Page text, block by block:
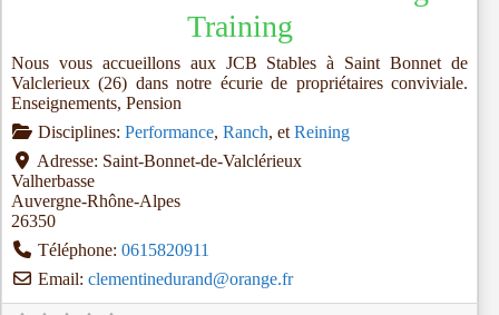
Training
Nous vous accueillons aux JCB Stables à Saint Bonnet de
Valclerieux (26) dans notre écurie de propriétaires conviviale.
Enseignements, Pension
Disciplines: Performance, Ranch, et Reining
Adresse: Saint-Bonnet-de-Valclérieux
Valherbasse
Auvergne-Rhône-Alpes
26350
Téléphone: 0615820911
Email: clementinedurand@orange.fr